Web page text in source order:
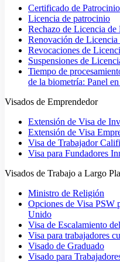
Certificado de Patrocinio
Licencia de patrocinio
Rechazo de Licencia de
Renovación de Licencia
Revocaciones de
Suspensiones de
Tiempo de
de la biometría: Panel
Visados de Emprendedor
Extensión de Visa de
Extensión de Visa
Visa de Trabajador
Visa para Fundadores
Visados de Trabajo a Largo
Ministro de Religión
Opciones de Visa PSW
Unido
Visa de Escalamiento
Visa para trabajadores
Visado de Graduado
Visado para